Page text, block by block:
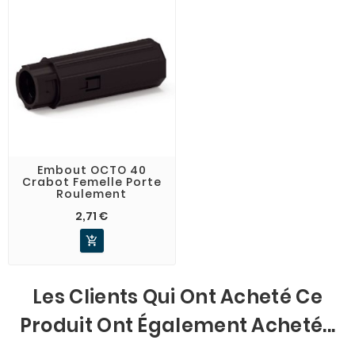
Embout OCTO 40
Crabot Femelle Porte
Roulement
2,71 €

Les Clients Qui Ont Acheté Ce
Produit Ont Également Acheté...